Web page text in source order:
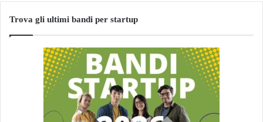
Trova gli ultimi bandi per startup